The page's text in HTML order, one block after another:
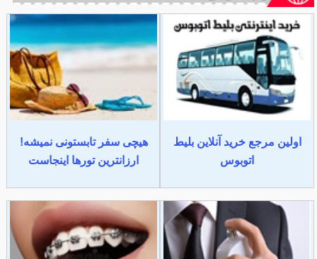
اولین مرجع خرید آنلاین بلیط
اتوبوس
هیچی سفر تابستونی نمیشه!
ارزانترین تورها اینجاست